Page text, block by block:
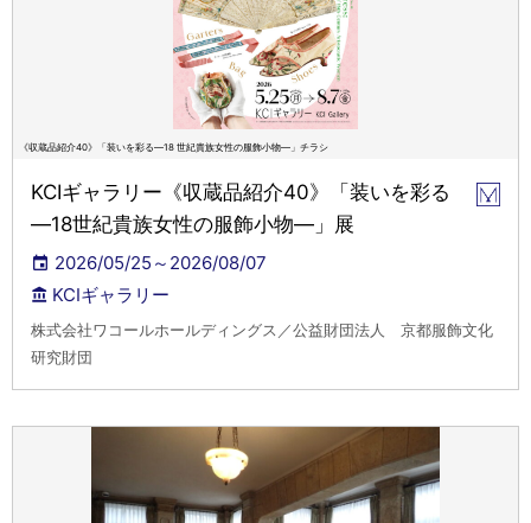
《収蔵品紹介40》「装いを彩る―18 世紀貴族女性の服飾小物―」チラシ
KCIギャラリー《収蔵品紹介40》「装いを彩る
―18世紀貴族女性の服飾小物―」展
2026/05/25～2026/08/07
KCIギャラリー
株式会社ワコールホールディングス／公益財団法人 京都服飾文化
研究財団